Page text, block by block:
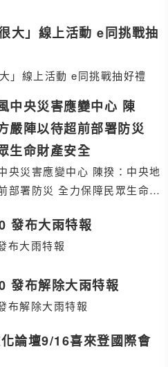
大」線上活動 e同挑戰抽
」線上活動 e同挑戰抽好禮
中央災害應變中心 陳
嚴陣以待超前部署防災
生命財產安全
央災害應變中心 陳揆：中央地
部署防災 全力保障民眾生命財
發布大雨特報
布大雨特報
發布解除大雨特報
布解除大雨特報
論壇9/16喜來登國際會